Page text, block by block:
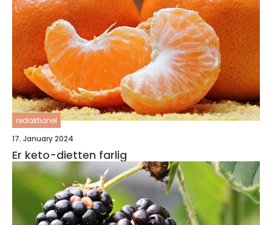
redaktionel
17. January 2024
Er keto-dietten farlig